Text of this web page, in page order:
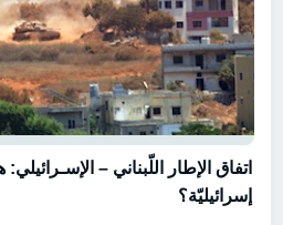
اتفاق الإطار اللّبناني –
إسرائيليّة؟